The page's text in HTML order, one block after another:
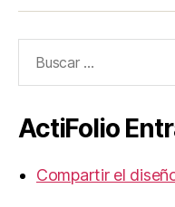
ActiFolio
Compartir el